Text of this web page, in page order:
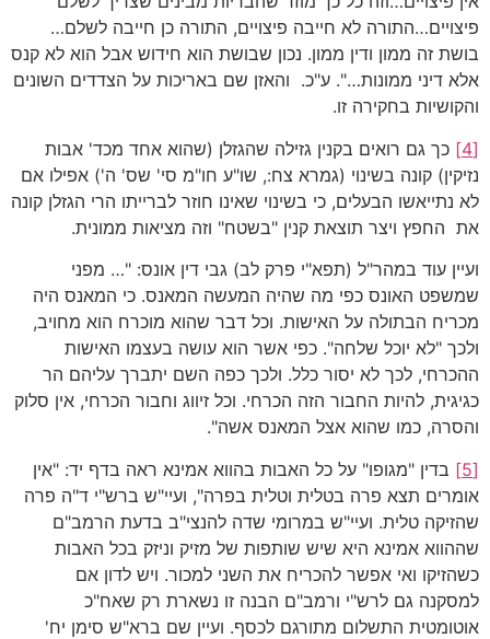
פיצויים…התורה לא חייבה פיצויים, התורה כן חייבה לשלם…
בושת זה ממון ודין ממון. נכון שבושת הוא חידוש אבל הוא לא קנס
אלא דיני ממונות…". ע"כ. והאזן שם באריכות על הצדדים השונים
והקושיות בחקירה זו.
[4]
כך גם רואים בקנין גזילה שהגזלן (שהוא אחד מכד' אבות
נזיקין) קונה בשינוי (גמרא צח:, שו"ע חו"מ סי' שס' ה') אפילו אם
לא נתייאשו הבעלים, כי בשינוי שאינו חוזר לברייתו הרי הגזלן קונה
את החפץ ויצר תוצאת קנין "בשטח" וזה מציאות ממונית.
ועיין עוד במהר"ל (תפא"י פרק לב) גבי דין אונס: "… מפני
שמשפט האונס כפי מה שהיה המעשה המאנס. כי המאנס היה
מכריח הבתולה על האישות. וכל דבר שהוא מוכרח הוא מחויב,
ולכך "לא יוכל שלחה". כפי אשר הוא עושה בעצמו האישות
ההכרחי, לכך לא יסור כלל. ולכך כפה השם יתברך עליהם הר
כגיגית, להיות החבור הזה הכרחי. וכל זיווג וחבור הכרחי, אין סלוק
והסרה, כמו שהוא אצל המאנס אשה".
[5]
בדין "מגופו" על כל האבות בהווא אמינא ראה בדף יד: "אין
אומרים תצא פרה בטלית וטלית בפרה", ועיי"ש ברש"י ד"ה פרה
שהזיקה טלית. ועיי"ש במרומי שדה להנצי"ב בדעת הרמב"ם
שההווא אמינא היא שיש שותפות של מזיק וניזק בכל האבות
כשהזיקו ואי אפשר להכריח את השני למכור. ויש לדון אם
למסקנה גם לרש"י ורמב"ם הבנה זו נשארת רק שאח"כ
אוטומטית התשלום מתורגם לכסף. ועיין שם ברא"ש סימן יח'